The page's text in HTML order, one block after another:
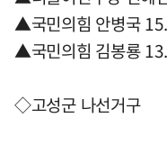
▲국민의힘 안병국
▲국민의힘 김봉룡
◇고성군 나선거구